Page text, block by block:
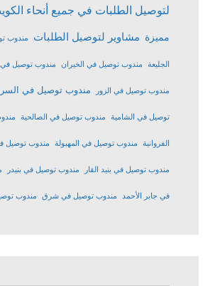
لتوصيل الطلبات في جميع أنحاء
مميزة مشاوير لتوصيل الطلبات مندوب
الجليعة مندوب توصيل في الخيران مندوب توصيل في
مندوب توصيل في الزور مندوب توصيل في
توصيل في الشامية مندوب توصيل في الصالحية
الفروانية مندوب توصيل في المهبولة مندوب توصيل
مندوب توصيل في بنيد القار مندوب توصيل في بنيدر
في جابر الأحمد مندوب توصيل في شرق مندوب